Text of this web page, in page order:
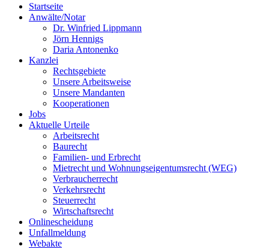
Startseite
Anwälte/Notar
Dr. Winfried Lippmann
Jörn Hennigs
Daria Antonenko
Kanzlei
Rechtsgebiete
Unsere Arbeitsweise
Unsere Mandanten
Kooperationen
Jobs
Aktuelle Urteile
Arbeitsrecht
Baurecht
Familien- und Erbrecht
Mietrecht und Wohnungseigentumsrecht (WEG)
Verbraucherrecht
Verkehrsrecht
Steuerrecht
Wirtschaftsrecht
Onlinescheidung
Unfallmeldung
Webakte